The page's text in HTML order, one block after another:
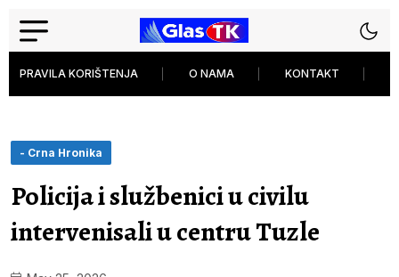
PRAVILA KORIŠTENJA O NAMA KONTAKT
- Crna Hronika
Policija i službenici u civilu
intervenisali u centru Tuzle